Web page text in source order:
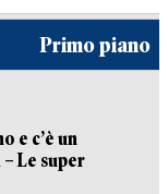
Primo piano
e c’è un
Le super